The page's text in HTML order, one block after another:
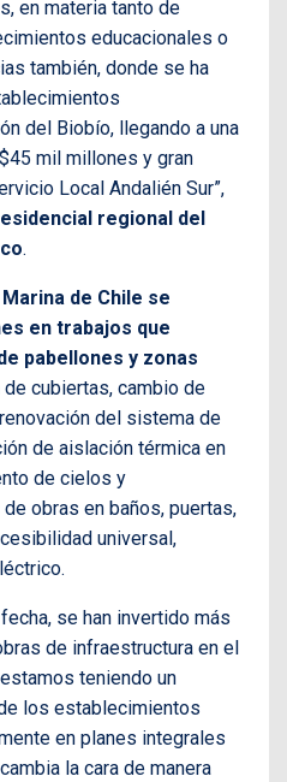
en materia tanto de
educacionales o
también, donde se ha
del Biobío, llegando a una
mil millones y gran
Local Andalién Sur”,
regional del
.
de Chile se
en trabajos que
pabellones y zonas
cubiertas, cambio de
del sistema de
de aislación térmica en
de cielos y
obras en baños, puertas,
universal,
se han invertido más
de infraestructura en el
teniendo un
los establecimientos
en planes integrales
la cara de manera